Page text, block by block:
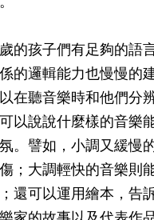
的孩子們有足夠的語
的邏輯能力也慢慢的
在聽音樂時和他們分
以說說什麼樣的音樂
。譬如，小調又緩慢
；大調輕快的音樂則
還可以運用繪本，告